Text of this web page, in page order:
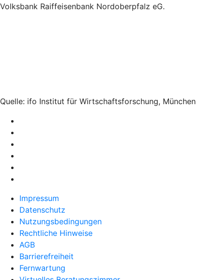
Volksbank Raiffeisenbank Nordoberpfalz eG.
Quelle: ifo Institut für Wirtschaftsforschung, München
Impressum
Datenschutz
Nutzungsbedingungen
Rechtliche Hinweise
AGB
Barrierefreiheit
Fernwartung